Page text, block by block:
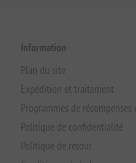
Information
Plan du site
Expédition et traitement
Programmes de
Politique de confidentialité
Politique de retour